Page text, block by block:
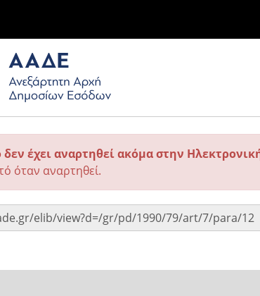
έχει αναρτηθεί ακόμα στην
όταν αναρτηθεί.